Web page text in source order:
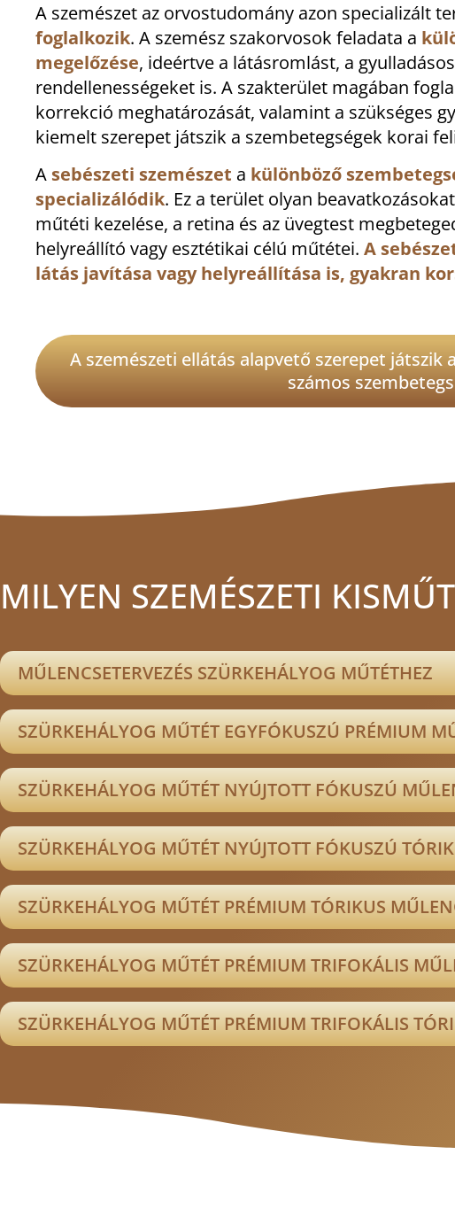
A szemészet az orvostudomány azon specializált
foglalkozik. A szemész szakorvosok feladata a
megelőzése, ideértve a látásromlást, a
rendellenességeket is. A szakterület magában
korrekció meghatározását, valamint a szükséges
kiemelt szerepet játszik a szembetegségek korai
A sebészeti szemészet a különböző
specializálódik. Ez a terület olyan
műtéti kezelése, a retina és az üvegtest
helyreállító vagy esztétikai célú műtétei. A
látás javítása vagy helyreállítása is, gyakran
A szemészeti ellátás alapvető szerepet
számos
MILYEN SZEMÉSZETI
MŰLENCSETERVEZÉS SZÜRKEHÁLYOG MŰTÉTHEZ
SZÜRKEHÁLYOG MŰTÉT EGYFÓKUSZÚ PRÉMIUM
SZÜRKEHÁLYOG MŰTÉT NYÚJTOTT FÓKUSZÚ
SZÜRKEHÁLYOG MŰTÉT NYÚJTOTT FÓKUSZÚ
SZÜRKEHÁLYOG MŰTÉT PRÉMIUM TÓRIKUS
SZÜRKEHÁLYOG MŰTÉT PRÉMIUM TRIFOKÁLIS
SZÜRKEHÁLYOG MŰTÉT PRÉMIUM TRIFOKÁLIS